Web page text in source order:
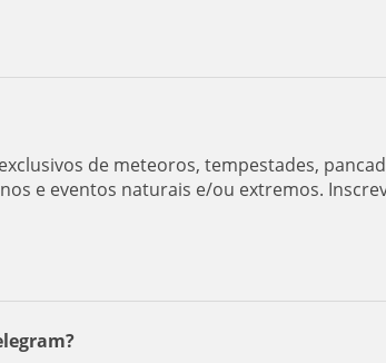
de meteoros, tempestades,
e eventos naturais e/ou extremos.